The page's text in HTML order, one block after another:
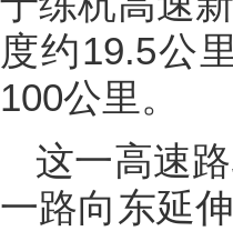
度约19.5公
100公里。
这一高速
一路向东延